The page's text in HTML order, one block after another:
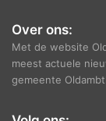
Over ons:
Met de website
meest actuele
gemeente